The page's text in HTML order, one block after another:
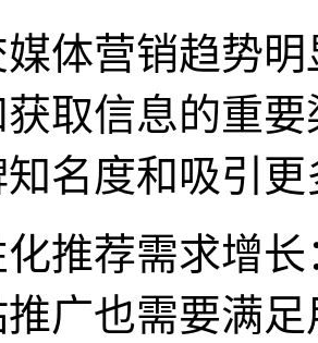
营销趋势明
取信息的重
名度和吸引
荐需求增长
广也需要满